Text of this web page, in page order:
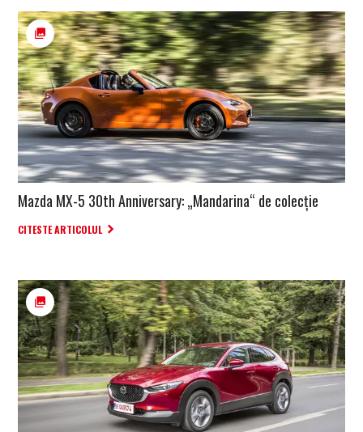
Mazda MX-5 30th Anniversary: „Mandarina“ de colecție
CITESTE ARTICOLUL